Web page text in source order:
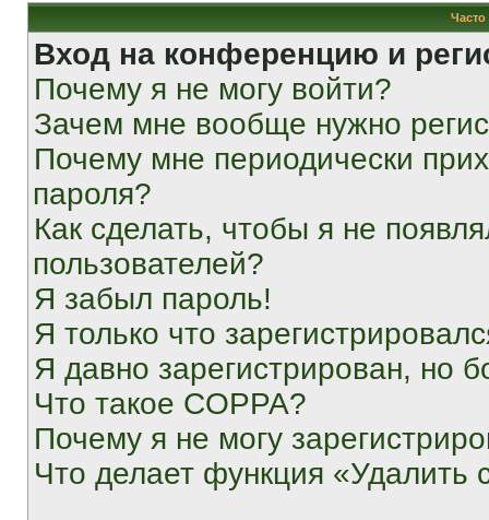
Вход на конференцию и
Почему я не могу войти?
Зачем мне вообще нужно
Почему мне периодически
пароля?
Как сделать, чтобы я не
пользователей?
Я забыл пароль!
Я только что
Я давно зарегистрирован, но
Что такое COPPA?
Почему я не могу
Что делает функция «Удалить